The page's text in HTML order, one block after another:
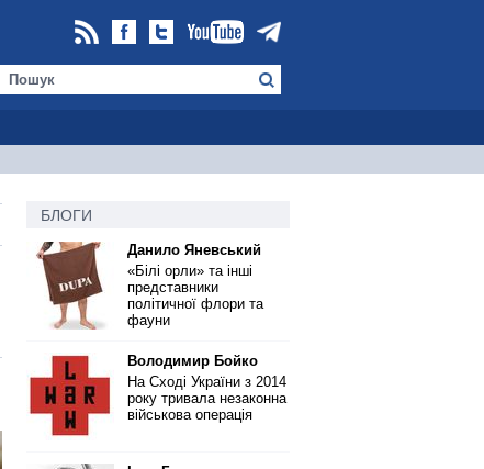
БЛОГИ
Данило Яневський
«Білі орли» та інші
представники
політичної флори та
фауни
Володимир Бойко
На Сході України з 2014
року тривала незаконна
військова операція